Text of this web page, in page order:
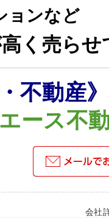
ョンなど
く売らせ
不動産》
ース不
会社